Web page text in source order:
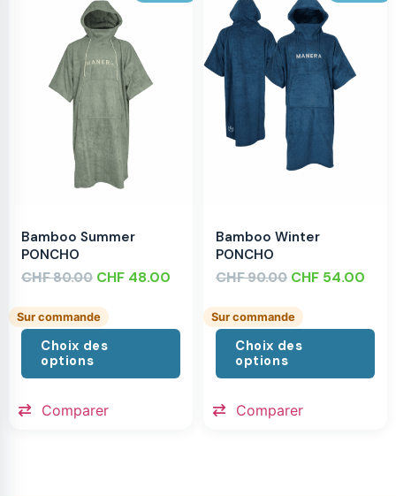
Bamboo Summer
PONCHO
CHF80.00 CHF 48.00
Sur commande
Choix des
options
Comparer
Bamboo Winter
PONCHO
CHF90.00 CHF 54.00
Sur commande
Choix des
options
Comparer